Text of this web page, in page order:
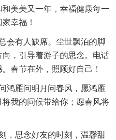
美美又一年，幸福健康每一
幸福！
会有人缺席。尘世飘泊的脚
，引导着游子的思念。电话
春节在外，照顾好自己！
鸿雁问明月问春风，愿鸿雁
我的问候带给你；愿春风将
，思念好友的时刻，温馨甜